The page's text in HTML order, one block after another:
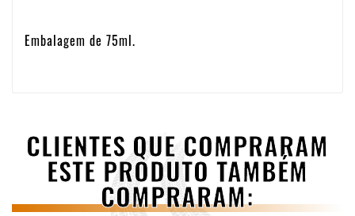
Embalagem de 75ml.
CLIENTES QUE COMPRARAM
ESTE PRODUTO TAMBÉM
COMPRARAM: